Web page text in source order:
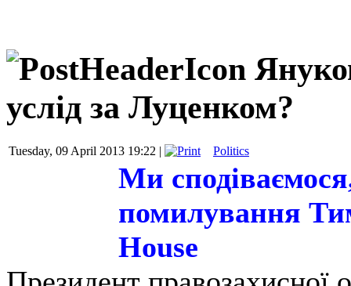
услід за Луценком?
Tuesday, 09 April 2013 19:22 | Politics
Ми
помилування
House